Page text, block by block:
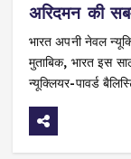
अरिदमन की
भारत अपनी नेवल
मुताबिक, भारत इस
न्यूक्लियर-पावर्ड